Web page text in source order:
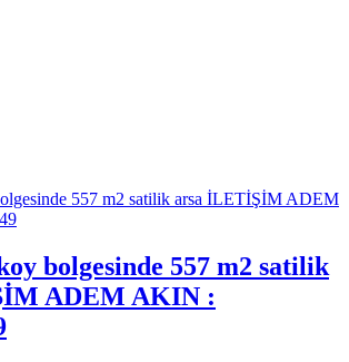
bolgesinde 557 m2 satilik
ADEM AKIN :